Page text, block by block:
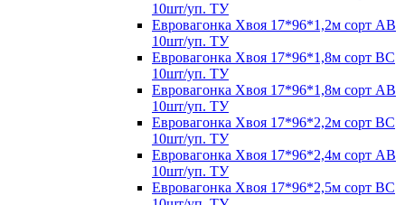
10шт/уп. ТУ
Евровагонка Хвоя 17*96*1,2м сорт АВ
10шт/уп. ТУ
Евровагонка Хвоя 17*96*1,8м сорт ВС
10шт/уп. ТУ
Евровагонка Хвоя 17*96*1,8м сорт АВ
10шт/уп. ТУ
Евровагонка Хвоя 17*96*2,2м сорт ВС
10шт/уп. ТУ
Евровагонка Хвоя 17*96*2,4м сорт АВ
10шт/уп. ТУ
Евровагонка Хвоя 17*96*2,5м сорт ВС